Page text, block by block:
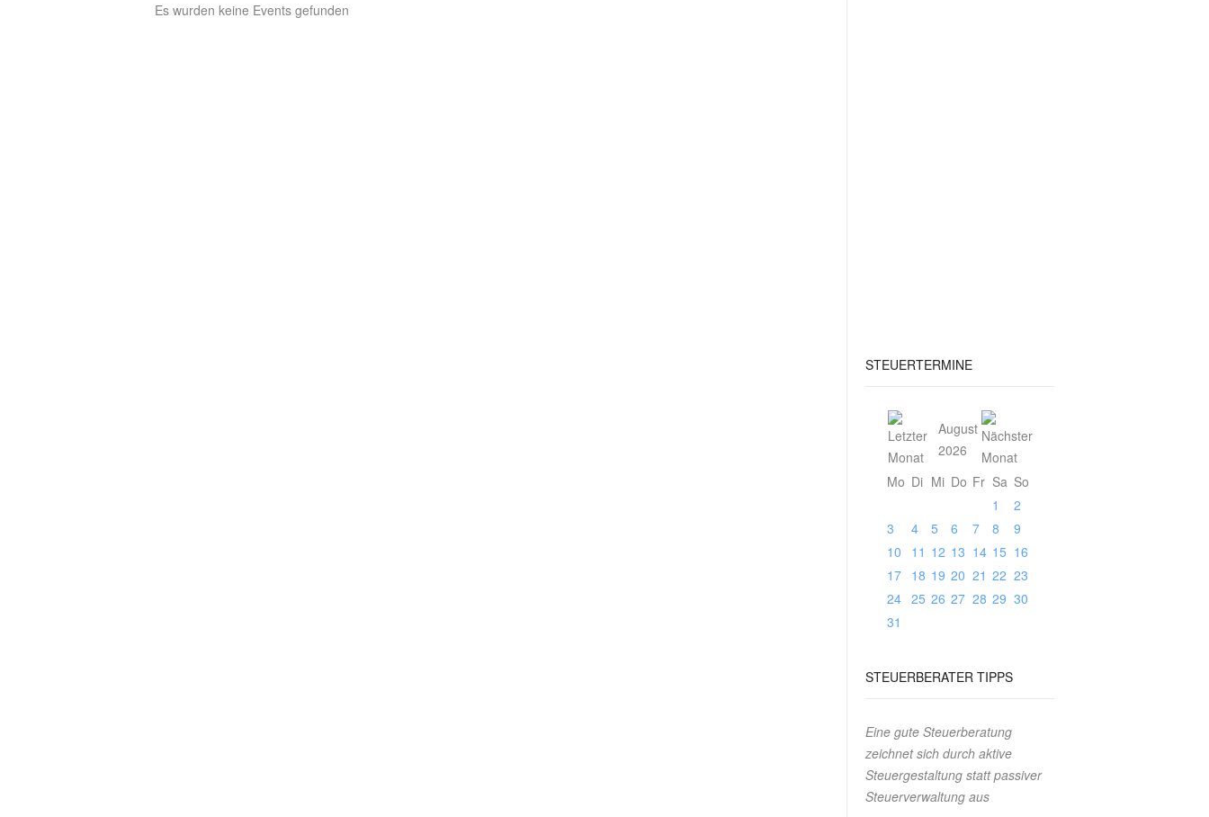
Es wurden keine Events gefunden
STEUERTERMINE
August
2026
Mo Di Mi Do Fr Sa So
1
2
3
4 5 6 7 8
9
10
11 12 13 14 15 16
17
18 19 20 21 22 23
24 25 26 27 28 29 30
31
STEUERBERATER TIPPS
Eine gute Steuerberatung
zeichnet sich durch aktive
Steuergestaltung statt passiver
Steuerverwaltung aus